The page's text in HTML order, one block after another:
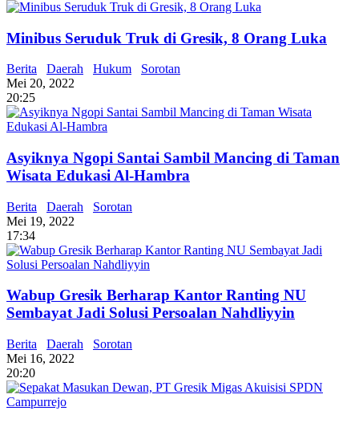
Minibus Seruduk Truk di Gresik, 8 Orang Luka
Berita Daerah Hukum
Sorotan
Mei 20, 2022
20:25
Asyiknya Ngopi Santai Sambil Mancing di Taman
Wisata Edukasi Al-Hambra
Berita Daerah
Sorotan
Mei 19, 2022
17:34
Wabup Gresik Berharap Kantor Ranting NU
Sembayat Jadi Solusi Persoalan Nahdliyyin
Berita Daerah
Sorotan
Mei 16, 2022
20:20